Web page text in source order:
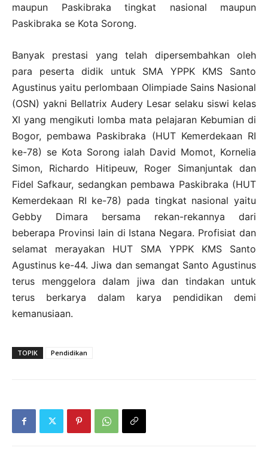
maupun Paskibraka tingkat nasional maupun
Paskibraka se Kota Sorong.
Banyak prestasi yang telah dipersembahkan oleh
para peserta didik untuk SMA YPPK KMS Santo
Agustinus yaitu perlombaan Olimpiade Sains Nasional
(OSN) yakni Bellatrix Audery Lesar selaku siswi kelas
XI yang mengikuti lomba mata pelajaran Kebumian di
Bogor, pembawa Paskibraka (HUT Kemerdekaan RI
ke-78) se Kota Sorong ialah David Momot, Kornelia
Simon, Richardo Hitipeuw, Roger Simanjuntak dan
Fidel Safkaur, sedangkan pembawa Paskibraka (HUT
Kemerdekaan RI ke-78) pada tingkat nasional yaitu
Gebby Dimara bersama rekan-rekannya dari
beberapa Provinsi lain di Istana Negara. Profisiat dan
selamat merayakan HUT SMA YPPK KMS Santo
Agustinus ke-44. Jiwa dan semangat Santo Agustinus
terus menggelora dalam jiwa dan tindakan untuk
terus berkarya dalam karya pendidikan demi
kemanusiaan.
TOPIK Pendidikan